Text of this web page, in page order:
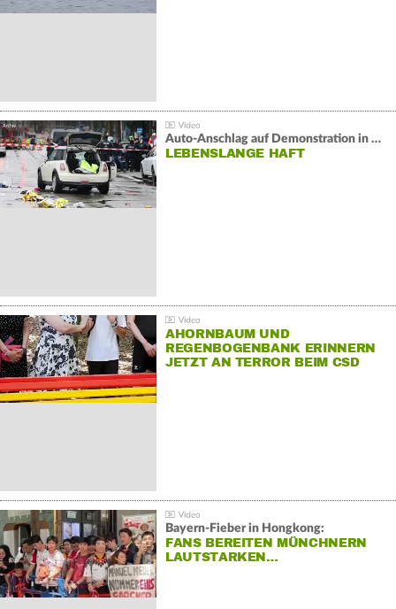
Auto-Anschlag auf Demonstration in München:
LEBENSLANGE HAFT
AHORNBAUM UND
REGENBOGENBANK ERINNERN
JETZT AN TERROR BEIM CSD
Bayern-Fieber in Hongkong:
FANS BEREITEN MÜNCHNERN
LAUTSTARKEN…